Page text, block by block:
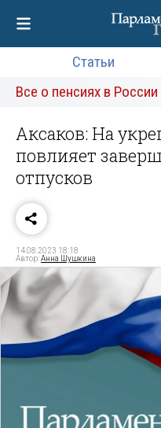
Статьи
Все о пенсиях в России
Аксаков: На
повлияет
отпусков
14.08.2023 18:18
Автор:Анна Шушкина